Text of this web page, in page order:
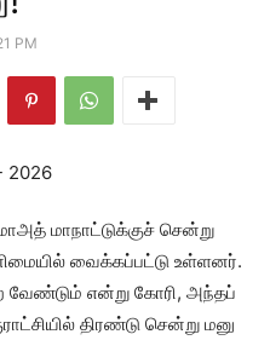
PM
மாநாட்டுக்குச் சென்று
வைக்கப்பட்டு உள்ளனர்.
வேண்டும் என்று கோரி, அந்தப்
திரண்டு சென்று மனு